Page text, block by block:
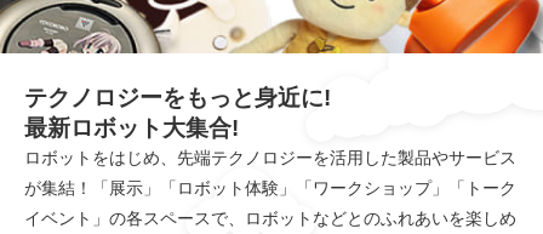
テクノロジーをもっと身近に!
最新ロボット大集合!
ロボットをはじめ、先端テクノロジーを活用した製品やサービス
が集結！「展示」「ロボット体験」「ワークショップ」「トーク
イベント」の各スペースで、ロボットなどとのふれあいを楽しめ